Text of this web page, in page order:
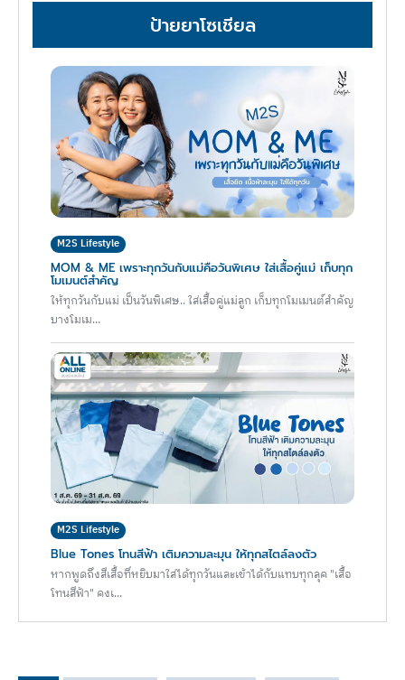
ป้ายยาโซเชียล
M2S Lifestyle
MOM & ME เพราะทุกวันกับแม่คือวันพิเศษ ใส่เสื้อคู่แม่ เก็บทุก
โมเมนต์สำคัญ
ให้ทุกวันกับแม่ เป็นวันพิเศษ.. ใส่เสื้อคู่แม่ลูก เก็บทุกโมเมนต์สำคัญ
บางโมเม...
M2S Lifestyle
Blue Tones โทนสีฟ้า เติมความละมุน ให้ทุกสไตล์ลงตัว
หากพูดถึงสีเสื้อที่หยิบมาใส่ได้ทุกวันและเข้าได้กับแทบทุกลุค "เสื้อ
โทนสีฟ้า" คงเ...